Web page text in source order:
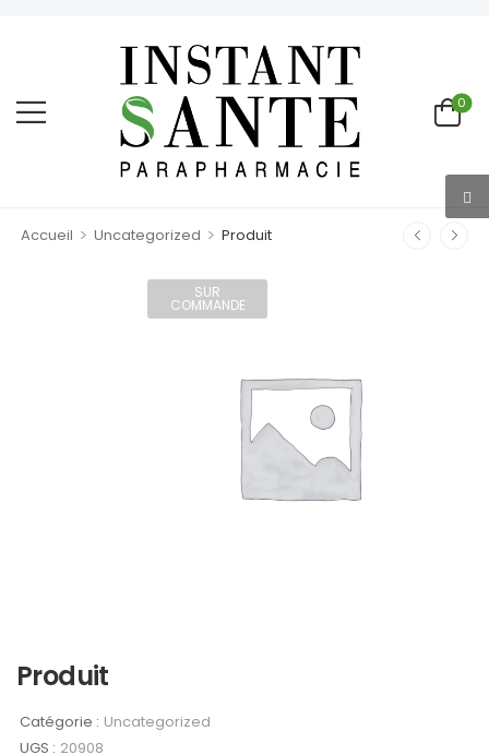
0
Accueil > Uncategorized > Produit
SUR
COMMANDE
Produit
Catégorie : Uncategorized
UGS : 20908